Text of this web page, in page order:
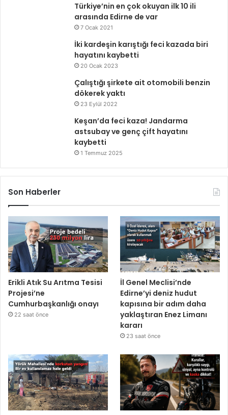
Türkiye’nin en çok okuyan ilk 10 ili
arasında Edirne de var
7 Ocak 2021
İki kardeşin karıştığı feci kazada biri
hayatını kaybetti
20 Ocak 2023
Çalıştığı şirkete ait otomobili benzin
dökerek yaktı
23 Eylül 2022
Keşan’da feci kaza! Jandarma
astsubay ve genç çift hayatını
kaybetti
1 Temmuz 2025
Son Haberler
Erikli Atık Su Arıtma Tesisi
Projesi’ne
Cumhurbaşkanlığı onayı
22 saat önce
İl Genel Meclisi’nde
Edirne’yi deniz hudut
kapısına bir adım daha
yaklaştıran Enez Limanı
kararı
23 saat önce